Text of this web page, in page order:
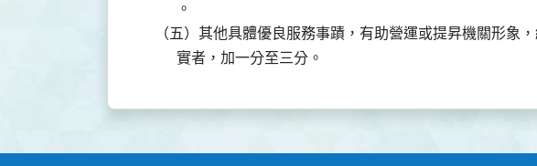
          。
（五）其他具體優良服務事蹟，有助營運或提昇機關形象